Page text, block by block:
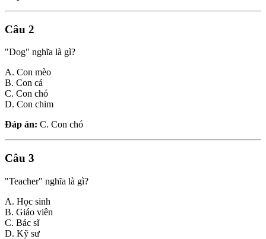
Câu 2
"Dog" nghĩa là gì?
A. Con mèo
B. Con cá
C. Con chó
D. Con chim
Đáp án: C. Con chó
Câu 3
"Teacher" nghĩa là gì?
A. Học sinh
B. Giáo viên
C. Bác sĩ
D. Kỹ sư